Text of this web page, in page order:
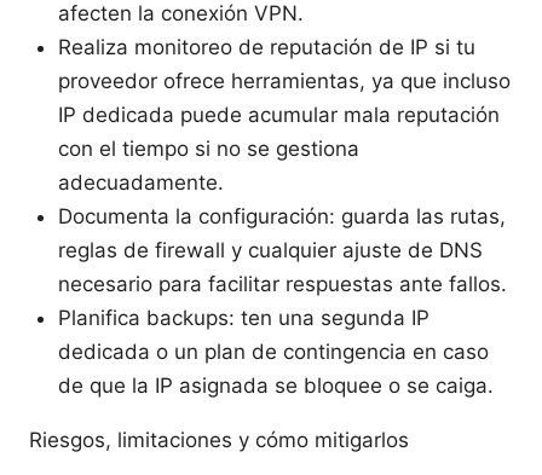
afecten la conexión VPN.
Realiza monitoreo de reputación de IP si tu
proveedor ofrece herramientas, ya que incluso
IP dedicada puede acumular mala reputación
con el tiempo si no se gestiona
adecuadamente.
Documenta la configuración: guarda las rutas,
reglas de firewall y cualquier ajuste de DNS
necesario para facilitar respuestas ante fallos.
Planifica backups: ten una segunda IP
dedicada o un plan de contingencia en caso
de que la IP asignada se bloquee o se caiga.
Riesgos, limitaciones y cómo mitigarlos